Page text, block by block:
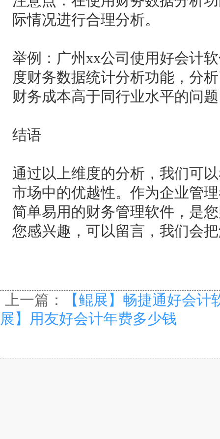
际情况进行合理分析。
举例：广州xx公司使用好会计
度财务数据统计分析功能，分
财务成本高于同行业水平的问
结语
通过以上维度的分析，我们可
市场中的优越性。作为企业管
简单易用的财务管理软件，是
您感兴趣，可以留言，我们会
上一篇：
【鲲展】畅捷通好会计
展】用友好会计年费多少钱